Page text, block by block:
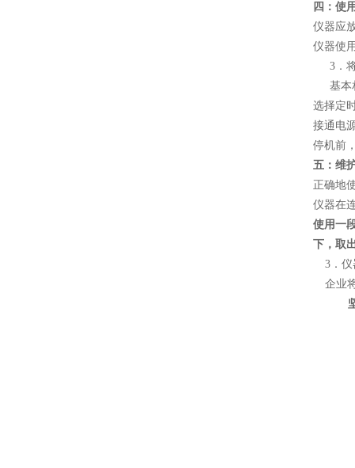
四：使
仪器应
仪器使
3．
基本
选择定
接通电
停机前
五：维
正确地
仪器在
使用一
下，取
3．
企业
坚决